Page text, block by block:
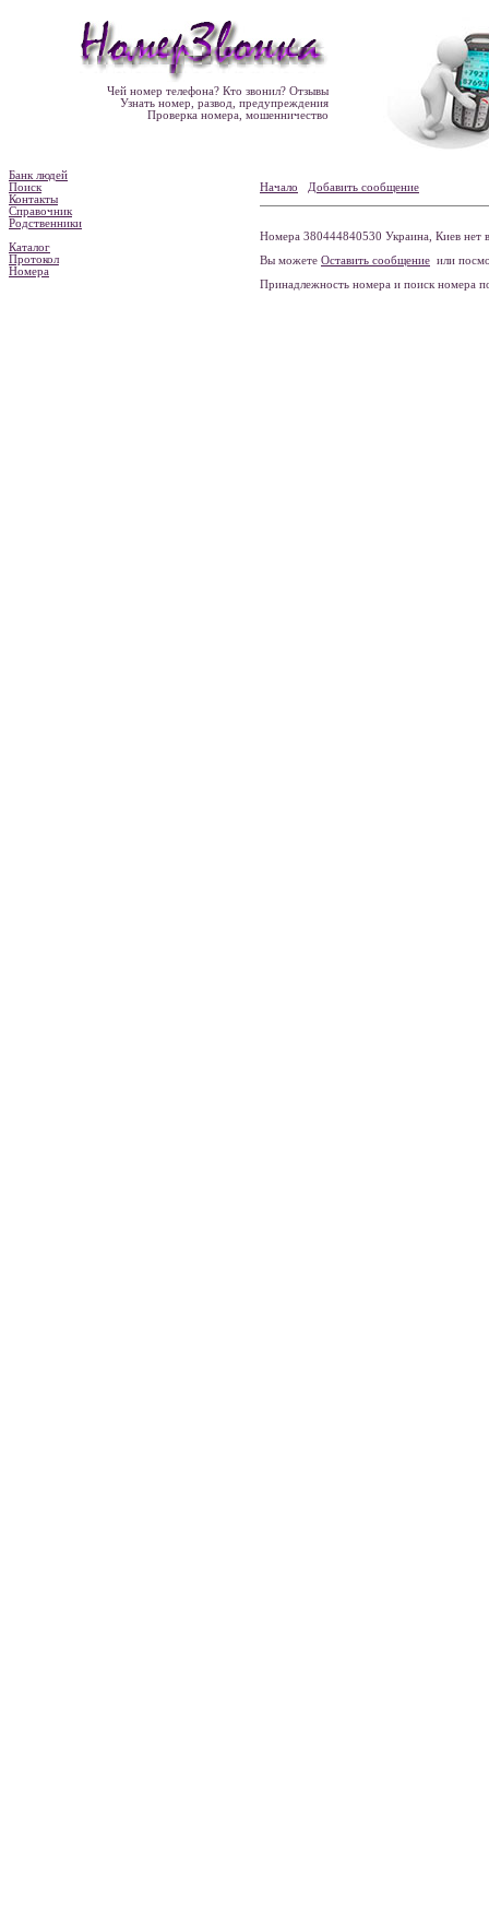
Чей номер телефона? Кто звонил? Отзывы
Узнать номер, развод, предупреждения
Проверка номера, мошенничество
Банк людей
Поиск
Контакты
Справочник
Родственники
Каталог
Протокол
Номера
Начало Добавить сообщение
Номера 380444840530 Украина, Киев нет в
Вы можете Оставить сообщение или
Принадлежность номера и поиск номера